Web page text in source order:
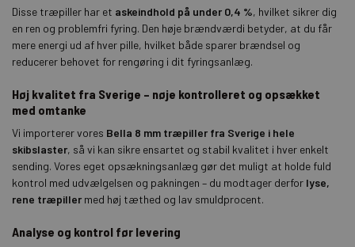
Disse træpiller har et askeindhold på under 0,4 %, hvilket sikrer dig
en ren og problemfri fyring. Den høje brændværdi betyder, at du får
mere energi ud af hver pille, hvilket både sparer brændsel og
reducerer behovet for rengøring i dit fyringsanlæg.
Høj kvalitet fra Sverige – nøje kontrolleret og opsækket
med omtanke
Vi importerer vores Bella 8 mm træpiller fra Sverige i hele
skibslaster, så vi kan sikre ensartet og stabil kvalitet i hver enkelt
sending. Vores eget opsækningsanlæg gør det muligt at holde fuld
kontrol med udvælgelsen og pakningen – du modtager derfor lyse,
rene træpiller med høj tæthed og lav smuldprocent.
Analyse og kontrol før levering